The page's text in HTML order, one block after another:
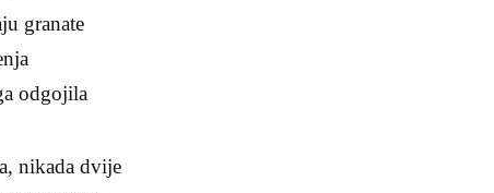
granate
odgojila
nikada dvije